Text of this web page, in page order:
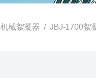
机械絮凝器 / JBJ-1700絮